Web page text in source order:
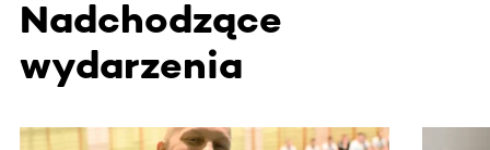
Nadchodzące
wydarzenia
Ta sekcja zawiera treści przewijane w poziomie. Użyj